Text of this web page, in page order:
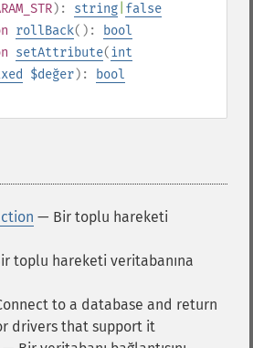
): string false
rollBack():
bool
setAttribute(int
$değer):
bool
— Bir toplu hareketi
toplu hareketi veritabanına
to a database and return
drivers that support it